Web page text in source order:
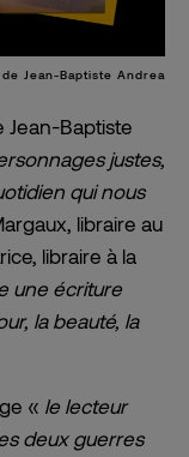
Jean-Baptiste Andrea
Jean-Baptiste
justes,
qui nous
libraire au
libraire à la
une écriture
la beauté, la
« le lecteur
deux guerres